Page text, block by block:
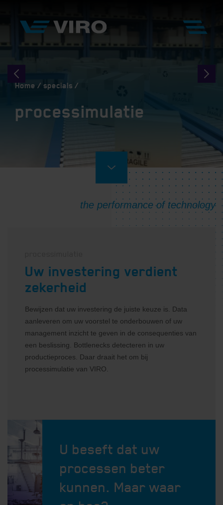
Home specials
processimulatie
Uw investering verdient
zekerheid
Bewijzen dat uw investering de juiste keuze is. Data
aanleveren om uw voorstel te onderbouwen of uw
management inzicht te geven in de consequenties van
een beslissing. Bottlenecks detecteren in uw
productieproces. Daar draait het om bij
processimulatie van VIRO.
U beseft dat uw
processen beter
kunnen. Maar waar
E-mail*
verklaring